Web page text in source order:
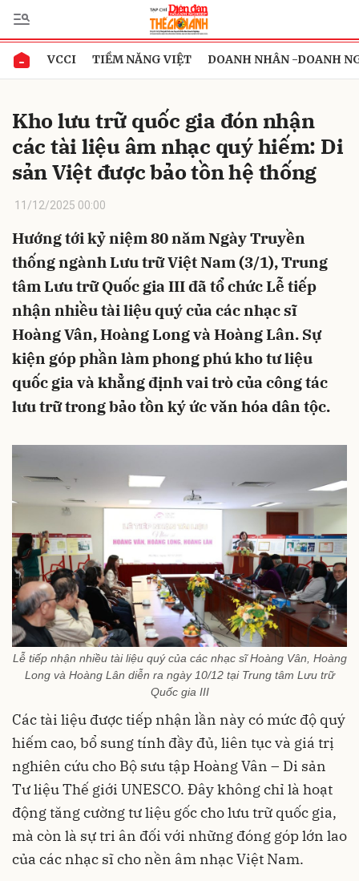
VCCI TIỀM NĂNG VIỆT DOANH NHÂN -DOANH
Kho lưu trữ quốc gia đón nhận
các tài liệu âm nhạc quý hiếm: Di
sản Việt được bảo tồn hệ thống
11/12/2025 00:00
Hướng tới kỷ niệm 80 năm Ngày Truyền
thống ngành Lưu trữ Việt Nam (3/1), Trung
tâm Lưu trữ Quốc gia III đã tổ chức Lễ tiếp
nhận nhiều tài liệu quý của các nhạc sĩ
Hoàng Vân, Hoàng Long và Hoàng Lân. Sự
kiện góp phần làm phong phú kho tư liệu
quốc gia và khẳng định vai trò của công tác
lưu trữ trong bảo tồn ký ức văn hóa dân tộc.
Lễ tiếp nhận nhiều tài liệu quý của các nhạc sĩ Hoàng Vân, Hoàng
Long và Hoàng Lân diễn ra ngày 10/12 tại Trung tâm Lưu trữ
Quốc gia III
Các tài liệu được tiếp nhận lần này có mức độ quý
hiếm cao, bổ sung tính đầy đủ, liên tục và giá trị
nghiên cứu cho Bộ sưu tập Hoàng Vân – Di sản
Tư liệu Thế giới UNESCO. Đây không chỉ là hoạt
động tăng cường tư liệu gốc cho lưu trữ quốc gia,
mà còn là sự tri ân đối với những đóng góp lớn lao
của các nhạc sĩ cho nền âm nhạc Việt Nam.
Gửi bình luận
Hủy